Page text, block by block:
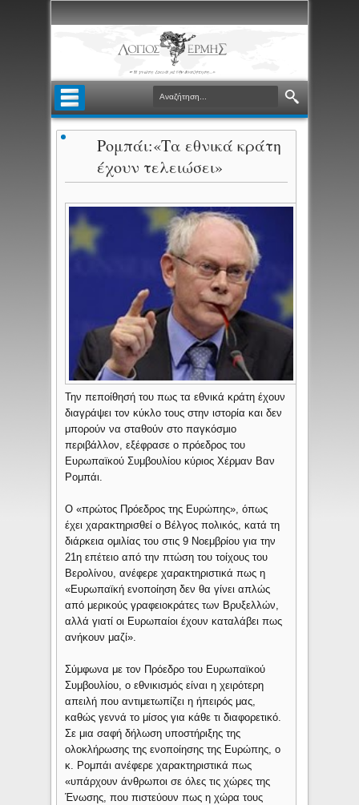
Ρομπάι:«Τα εθνικά κράτη
έχουν τελειώσει»
Την πεποίθησή του πως τα εθνικά κράτη έχουν
διαγράψει τον κύκλο τους στην ιστορία και δεν
μπορούν να σταθούν στο παγκόσμιο
περιβάλλον, εξέφρασε ο πρόεδρος του
Ευρωπαϊκού Συμβουλίου κύριος Χέρμαν Βαν
Ρομπάι.
Ο «πρώτος Πρόεδρος της Ευρώπης», όπως
έχει χαρακτηρισθεί ο Βέλγος πολικός, κατά τη
διάρκεια ομιλίας του στις 9 Νοεμβρίου για την
21η επέτειο από την πτώση του τοίχους του
Βερολίνου, ανέφερε χαρακτηριστικά πως η
«Ευρωπαϊκή ενοποίηση δεν θα γίνει απλώς
από μερικούς γραφειοκράτες των Βρυξελλών,
αλλά γιατί οι Ευρωπαίοι έχουν καταλάβει πως
ανήκουν μαζί».
Σύμφωνα με τον Πρόεδρο του Ευρωπαϊκού
Συμβουλίου, ο εθνικισμός είναι η χειρότερη
απειλή που αντιμετωπίζει η ήπειρός μας,
καθώς γεννά το μίσος για κάθε τι διαφορετικό.
Σε μια σαφή δήλωση υποστήριξης της
ολοκλήρωσης της ενοποίησης της Ευρώπης, ο
κ. Ρομπάι ανέφερε χαρακτηριστικά πως
«υπάρχουν άνθρωποι σε όλες τις χώρες της
Ένωσης, που πιστεύουν πως η χώρα τους